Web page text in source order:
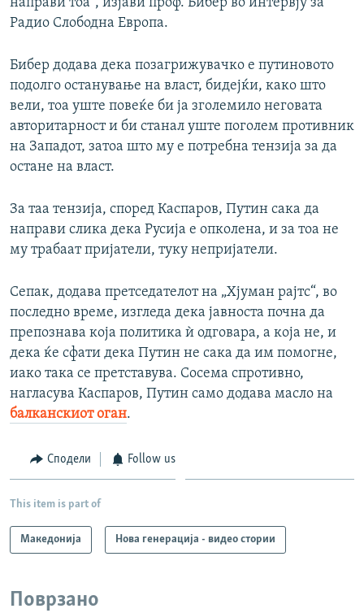
Радио Слободна Европа.
Бибер додава дека позагрижувачко е путиновото
подолго останување на власт, бидејќи, како што
вели, тоа уште повеќе би ја зголемило неговата
авторитарност и би станал уште поголем противник
на Западот, затоа што му е потребна тензија за да
остане на власт.
За таа тензија, според Каспаров, Путин сака да
направи слика дека Русија е опколена, и за тоа не
му трабаат пријатели, туку непријатели.
Сепак, додава претседателот на „Хјуман рајтс“, во
последно време, изгледа дека јавноста почна да
препознава која политика ѝ одговара, а која не, и
дека ќе сфати дека Путин не сака да им помогне,
иако така се претставува. Сосема спротивно,
нагласува Каспаров, Путин само додава масло на
балканскиот оган.
Сподели Follow us
This item is part of
Македонија Нова генерација - видео стории
Поврзано